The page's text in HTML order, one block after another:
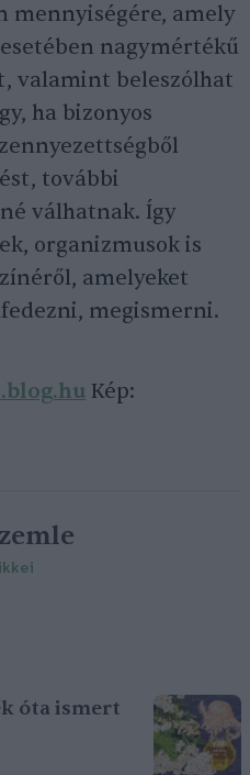
mennyiségére, amely
nagymértékű
valamint beleszólhat
ha bizonyos
további
válhatnak. Így
organizmusok is
amelyeket
megismerni.
Kép:
óta ismert